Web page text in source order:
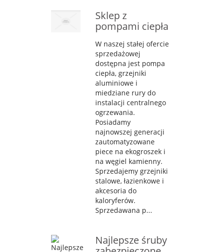
Sklep z
pompami ciepła
W naszej stałej ofercie
sprzedażowej
dostępna jest pompa
ciepła, grzejniki
aluminiowe i
miedziane rury do
instalacji centralnego
ogrzewania.
Posiadamy
najnowszej generacji
zautomatyzowane
piece na ekogroszek i
na węgiel kamienny.
Sprzedajemy grzejniki
stalowe, łazienkowe i
akcesoria do
kaloryferów.
Sprzedawana p...
Najlepsze śruby